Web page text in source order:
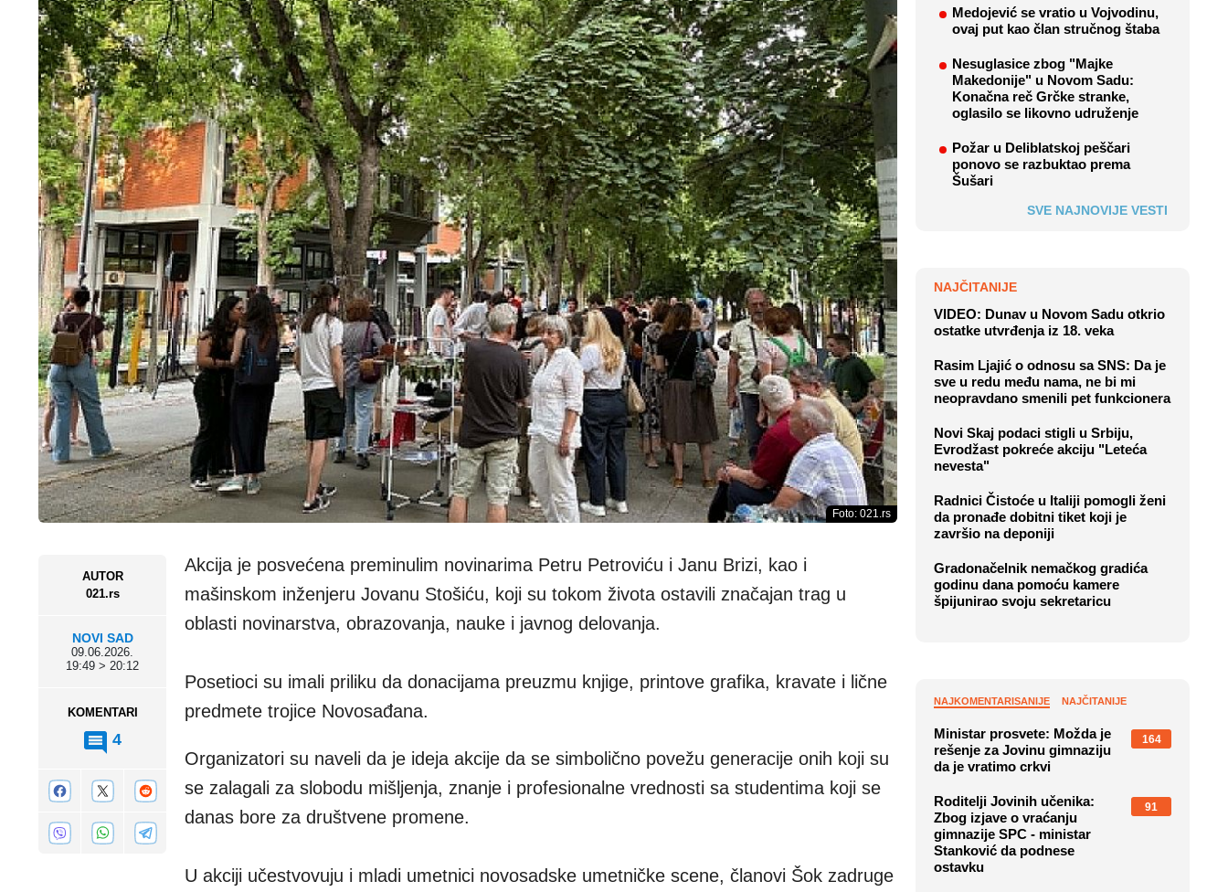
AUTOR
021.rs
NOVI SAD
09.06.2026.
19:49 > 20:12
KOMENTARI
4
Foto: 021.rs
Akcija je posvećena preminulim novinarima Petru Petroviću i Janu Brizi, kao i
mašinskom inženjeru Jovanu Stošiću, koji su tokom života ostavili značajan trag u
oblasti novinarstva, obrazovanja, nauke i javnog delovanja.
Posetioci su imali priliku da donacijama preuzmu knjige, printove grafika, kravate i lične
predmete trojice Novosađana.
Organizatori su naveli da je ideja akcije da se simbolično povežu generacije onih koji su
se zalagali za slobodu mišljenja, znanje i profesionalne vrednosti sa studentima koji se
danas bore za društvene promene.
U akciji učestvovuju i mladi umetnici novosadske umetničke scene, članovi Šok zadruge
Medojević se vratio u Vojvodinu,
ovaj put kao član stručnog štaba
Nesuglasice zbog "Majke
Makedonije" u Novom Sadu:
Konačna reč Grčke stranke,
oglasilo se likovno udruženje
Požar u Deliblatskoj peščari
ponovo se razbuktao prema
Šušari
SVE NAJNOVIJE VESTI
NAJČITANIJE
VIDEO: Dunav u Novom Sadu otkrio
ostatke utvrđenja iz 18. veka
Rasim Ljajić o odnosu sa SNS: Da je
sve u redu među nama, ne bi mi
neopravdano smenili pet funkcionera
Novi Skaj podaci stigli u Srbiju,
Evrodžast pokreće akciju "Leteća
nevesta"
Radnici Čistoće u Italiji pomogli ženi
da pronađe dobitni tiket koji je
završio na deponiji
Gradonačelnik nemačkog gradića
godinu dana pomoću kamere
špijunirao svoju sekretaricu
NAJKOMENTARISANIJE NAJČITANIJE
Ministar prosvete: Možda je
rešenje za Jovinu gimnaziju
da je vratimo crkvi
164
Roditelji Jovinih učenika:
Zbog izjave o vraćanju
gimnazije SPC - ministar
Stanković da podnese
ostavku
91